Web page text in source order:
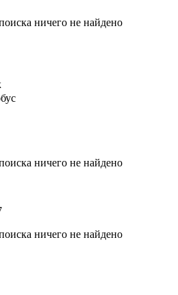
ничего не найдено
ничего не найдено
ничего не найдено